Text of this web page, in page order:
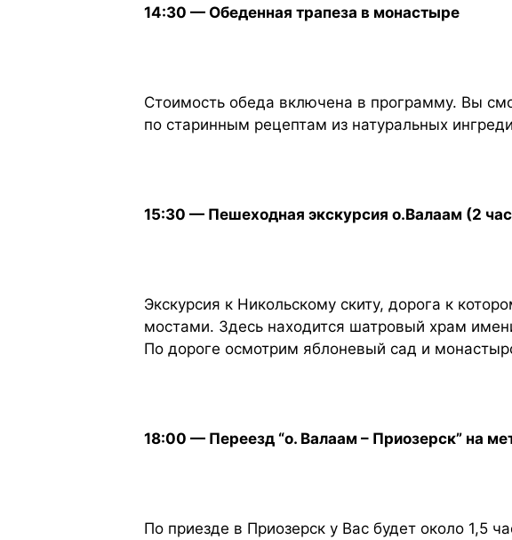
14:30 — Обеденная трапеза в монастыре
Стоимость обеда включена в программу. Вы
по старинным рецептам из натуральных
15:30 — Пешеходная экскурсия о.Валаам (2
Экскурсия к Никольскому скиту, дорога к
мостами. Здесь находится шатровый храм
По дороге осмотрим яблоневый сад и
18:00 — Переезд “о. Валаам – Приозерск” на
По приезде в Приозерск у Вас будет около 1,5